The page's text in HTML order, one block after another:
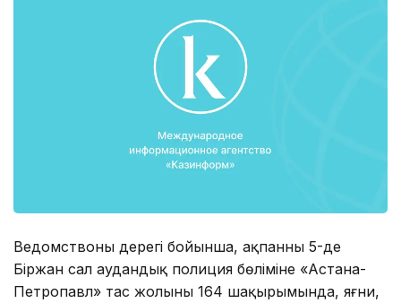
Ведомствоның дерегі бойынша, ақпанның 5-де
Біржан сал аудандық полиция бөліміне «Астана-
Петропавл» тас жолының 164 шақырымында, яғни,